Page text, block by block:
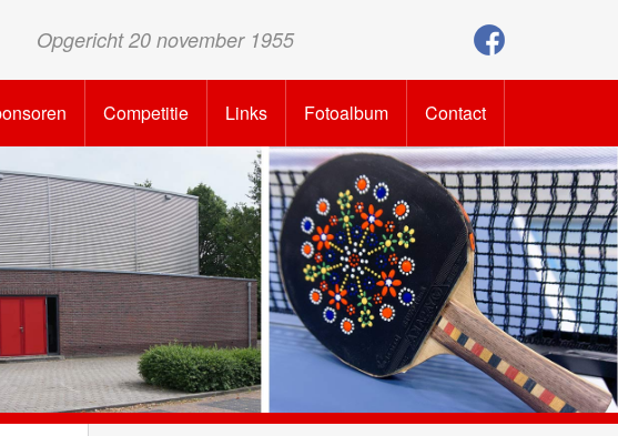
Opgericht 20 november 1955
Competitie Links Fotoalbum Contact